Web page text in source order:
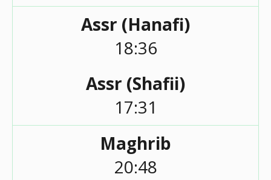
Assr (Hanafi)
18:36
Assr (Shafii)
17:31
Maghrib
20:48